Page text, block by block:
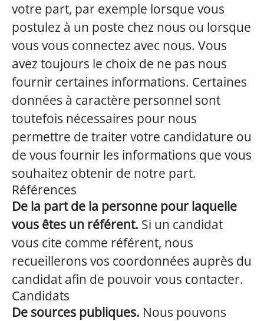
votre part, par exemple lorsque vous
postulez à un poste chez nous ou lorsque
vous vous connectez avec nous. Vous
avez toujours le choix de ne pas nous
fournir certaines informations. Certaines
données à caractère personnel sont
toutefois nécessaires pour nous
permettre de traiter votre candidature ou
de vous fournir les informations que vous
souhaitez obtenir de notre part.
Références
De la part de la personne pour laquelle
vous êtes un référent. Si un candidat
vous cite comme référent, nous
recueillerons vos coordonnées auprès du
candidat afin de pouvoir vous contacter.
Candidats
De sources publiques. Nous pouvons